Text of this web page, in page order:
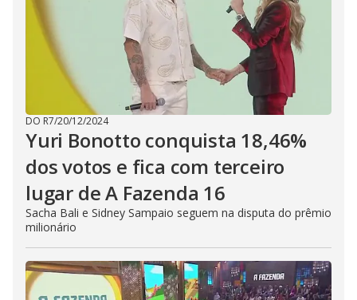
DO R7/20/12/2024
Yuri Bonotto conquista 18,46%
dos votos e fica com terceiro
lugar de A Fazenda 16
Sacha Bali e Sidney Sampaio seguem na disputa do prêmio
milionário